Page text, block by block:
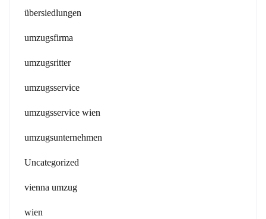
übersiedlungen
umzugsfirma
umzugsritter
umzugsservice
umzugsservice wien
umzugsunternehmen
Uncategorized
vienna umzug
wien